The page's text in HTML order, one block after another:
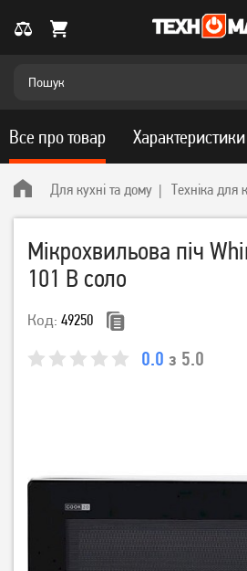
Для кухні та дому Техніка для
Мікрохвильова піч
101 B соло
Код: 49250
0.0 з 5.0
Все про товар Характеристики